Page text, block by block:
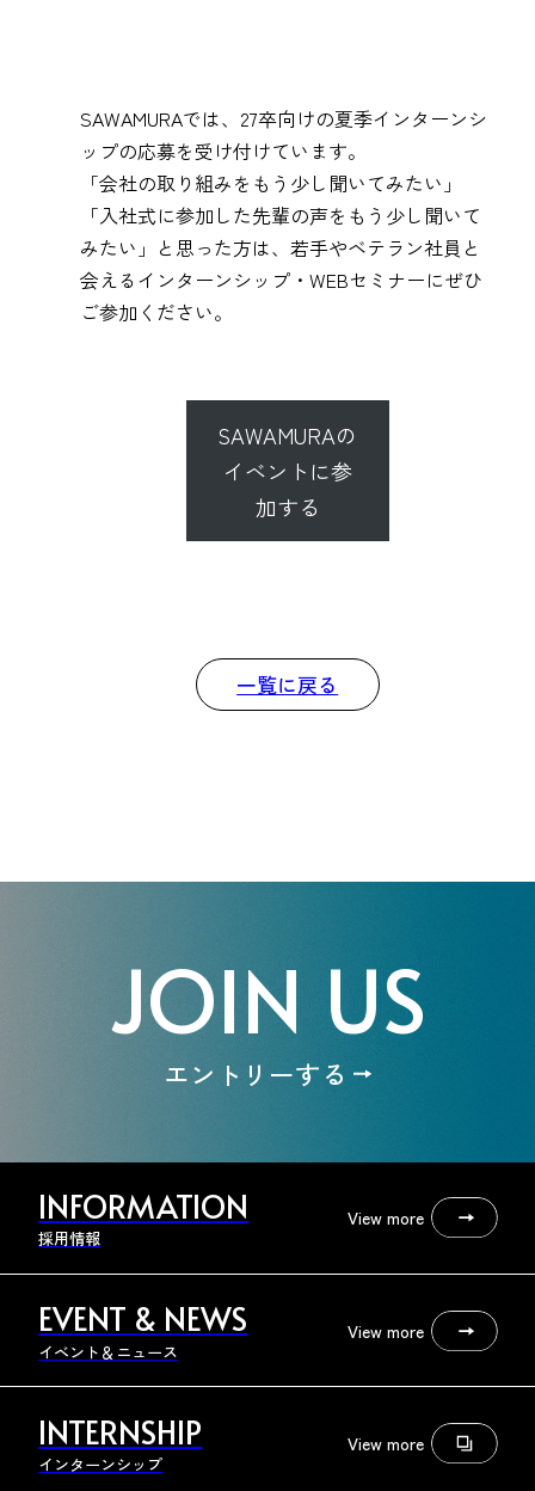
SAWAMURAでは、27卒向けの夏季インターンシ
ップの応募を受け付けています。
「会社の取り組みをもう少し聞いてみたい」
「入社式に参加した先輩の声をもう少し聞いて
みたい」と思った方は、若手やベテラン社員と
会えるインターンシップ・WEBセミナーにぜひ
ご参加ください。
SAWAMURAの
イベントに参
加する
一覧に戻る
JOIN US
エントリーする
INFORMATION
採用情報
View more
EVENT & NEWS
イベント＆ニュース
View more
INTERNSHIP
インターンシップ
View more